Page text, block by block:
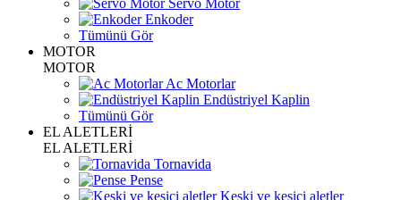
Servo Motor
Enkoder
Tümünü Gör
MOTOR
MOTOR
Ac Motorlar
Endüstriyel Kaplin
Tümünü Gör
EL ALETLERİ
EL ALETLERİ
Tornavida
Pense
Keski ve kesici aletler